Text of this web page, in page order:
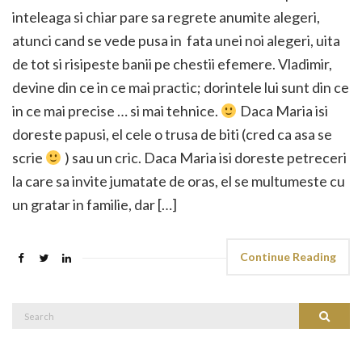
inteleaga si chiar pare sa regrete anumite alegeri,
atunci cand se vede pusa in fata unei noi alegeri, uita
de tot si risipeste banii pe chestii efemere. Vladimir,
devine din ce in ce mai practic; dorintele lui sunt din ce
in ce mai precise … si mai tehnice.
Daca Maria isi
doreste papusi, el cele o trusa de biti (cred ca asa se
scrie
) sau un cric. Daca Maria isi doreste petreceri
la care sa invite jumatate de oras, el se multumeste cu
un gratar in familie, dar […]
Continue Reading
Search